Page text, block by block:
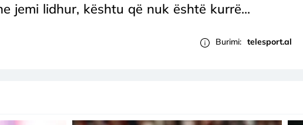
jemi lidhur, kështu që nuk është kurrë...
Burimi: telesport.al